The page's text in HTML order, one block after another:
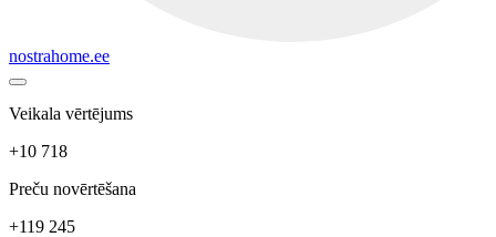
nostrahome.ee
Veikala vērtējums
+10 718
Preču novērtēšana
+119 245